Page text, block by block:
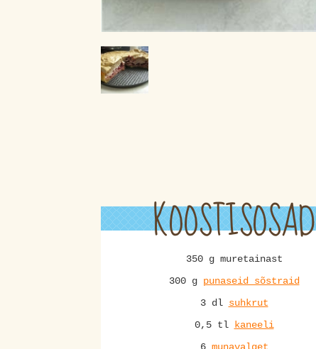
KOOSTISOSAD
350 g muretainast
300 g punaseid sõstraid
3 dl suhkrut
0,5 tl kaneeli